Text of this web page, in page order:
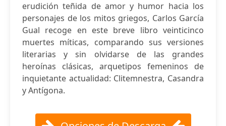
erudición teñida de amor y humor hacia los
personajes de los mitos griegos, Carlos García
Gual recoge en este breve libro veinticinco
muertes míticas, comparando sus versiones
literarias y sin olvidarse de las grandes
heroínas clásicas, arquetipos femeninos de
inquietante actualidad: Clitemnestra, Casandra
y Antígona.